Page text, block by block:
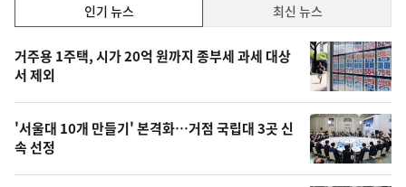
기,
최
신,
오
늘
의
인기 뉴스 최신 뉴스
인
기
뉴
스
거주용 1주택, 시가 20억 원까지 종부세 과세 대상
서 제외
'서울대 10개 만들기' 본격화…거점 국립대 3곳 신
속 선정